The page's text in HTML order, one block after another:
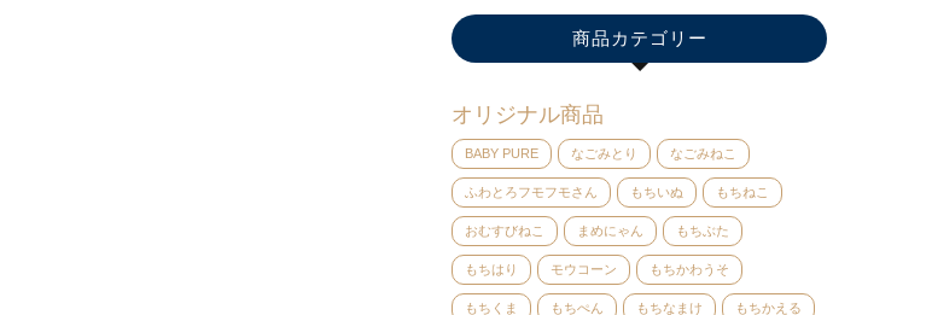
商品カテゴリー
オリジナル商品
BABY PURE なごみとり なごみねこ
ふわとろフモフモさん もちいぬ もちねこ
おむすびねこ まめにゃん もちぶた
もちはり モウコーン もちかわうそ
もちくま もちぺん もちなまけ もちかえる